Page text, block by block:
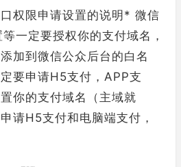
权限申请设置的说明* 微信
一定要授权你的支付域名，
加到微信公众后台的白名
要申请H5支付，APP支
你的支付域名（主域就
请H5支付和电脑端支付，